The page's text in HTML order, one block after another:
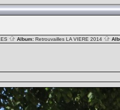
Album: Retrouvailles LA VIERE 2014